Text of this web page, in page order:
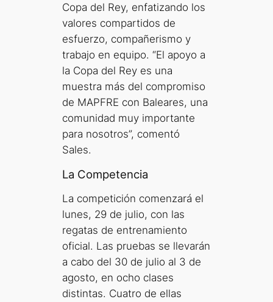
Copa del Rey, enfatizando los
valores compartidos de
esfuerzo, compañerismo y
trabajo en equipo. “El apoyo a
la Copa del Rey es una
muestra más del compromiso
de MAPFRE con Baleares, una
comunidad muy importante
para nosotros”, comentó
Sales.
La Competencia
La competición comenzará el
lunes, 29 de julio, con las
regatas de entrenamiento
oficial. Las pruebas se llevarán
a cabo del 30 de julio al 3 de
agosto, en ocho clases
distintas. Cuatro de ellas